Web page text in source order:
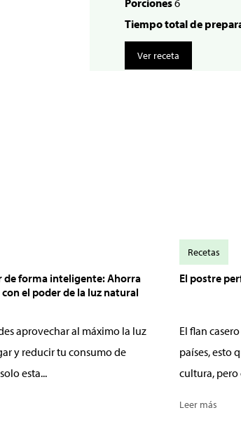
Tiempo total de
Ver receta
de forma inteligente: Ahorra
el poder de la luz natural
aprovechar al máximo la luz
y reducir tu consumo de
esta...
El postre
El flan
países, esto
cultura, pero
Leer más
Recetas